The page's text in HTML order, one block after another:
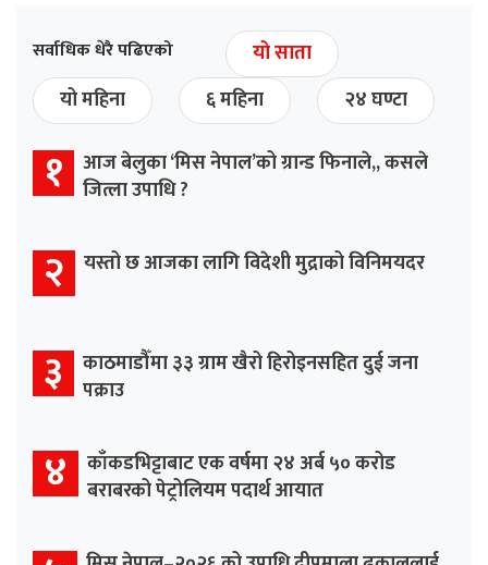
सर्वाधिक धेरै पढिएको
यो साता
यो महिना
६ महिना २४ घण्टा
१ आज बेलुका ‘मिस नेपाल’को ग्रान्ड फिनाले,, कसले
जित्ला उपाधि ?
२ यस्तो छ आजका लागि विदेशी मुद्राको विनिमयदर
३ काठमाडौँमा ३३ ग्राम खैरो हिरोइनसहित दुई जना
पक्राउ
४ काँकडभिट्टाबाट एक वर्षमा २४ अर्ब ५० करोड
बराबरको पेट्रोलियम पदार्थ आयात